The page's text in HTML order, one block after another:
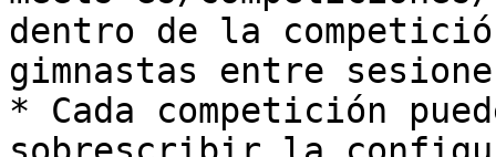
dentro de la
gimnastas entre
* Cada competición